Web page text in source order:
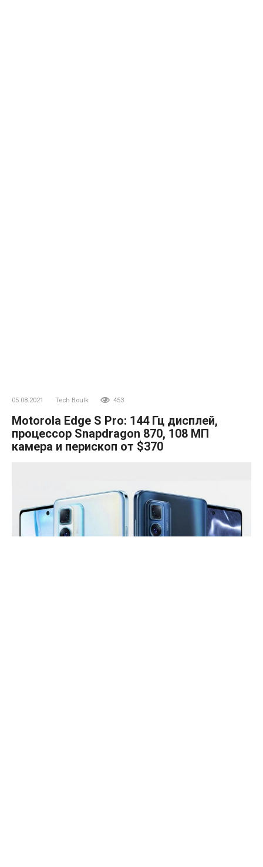
05.08.2021 Tech Boulk 453
Motorola Edge S Pro: 144 Гц дисплей,
процессор Snapdragon 870, 108 МП
камера и перископ от $370